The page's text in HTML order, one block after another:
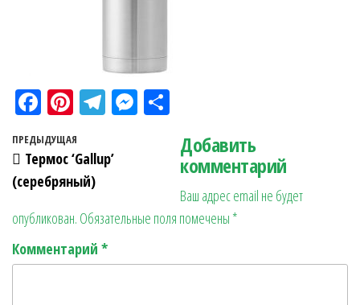
Fa
ce
bo
ok
Pi
nt
er
es
t
Te
gr
a
M
r
ра
в
ит
ь
Навигация по записям
Предыдущая запись
ПРЕДЫДУЩАЯ
Термос ‘Gallup’
(серебряный)
Добавить
комментарий
Ваш адрес email не будет
опубликован. Обязательные поля помечены *
Комментарий *